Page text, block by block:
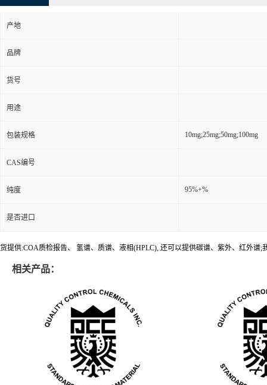
产地
品牌
货号
用途
包装规格 10mg;25mg;50mg;100mg
CAS编号
纯度 95%+%
是否进口
货提供:COA质检报告、 氢谱、质谱、液相(HPLC), 还可以提供碳谱、紫外、红外谱;
相关产品：